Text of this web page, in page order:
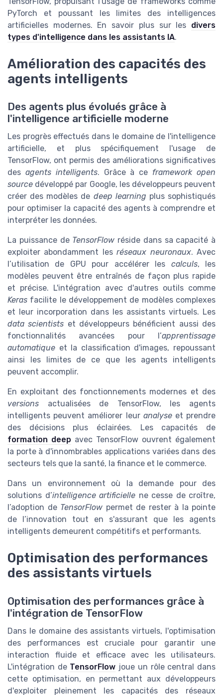
PyTorch et poussant les limites des intelligences
artificielles modernes. En savoir plus sur les divers
types d'intelligence dans les assistants IA.
Amélioration des capacités des
agents intelligents
Des agents plus évolués grâce à
l'intelligence artificielle moderne
Les progrès effectués dans le domaine de l'intelligence
artificielle, et plus spécifiquement l'usage de
TensorFlow, ont permis des améliorations significatives
des agents intelligents. Grâce à ce framework open
source développé par Google, les développeurs peuvent
créer des modèles de deep learning plus sophistiqués
pour optimiser la capacité des agents à comprendre et
interpréter les données.
La puissance de TensorFlow réside dans sa capacité à
exploiter abondamment lesréseaux neuronaux. Avec
l’utilisation de GPU pour accélérer les calculs, les
modèles peuvent être entraînés de façon plus rapide
et précise. L'intégration avec d'autres outils comme
Keras facilite le développement de modèles complexes
et leur incorporation dans les assistants virtuels. Les
data scientists et développeurs bénéficient aussi des
fonctionnalités avancées pour l’apprentissage
automatique et la classification d'images, repoussant
ainsi les limites de ce que les agents intelligents
peuvent accomplir.
En exploitant des fonctionnements modernes et des
versions actualisées de TensorFlow, les agents
intelligents peuvent améliorer leur analyseet prendre
des décisions plus éclairées. Les capacités de
formation deep avec TensorFlow ouvrent également
la porte à d'innombrables applications variées dans des
secteurs tels que la santé, la finance et le commerce.
Dans un environnement où la demande pour des
solutions d’intelligence artificielle ne cesse de croître,
l’adoption de TensorFlow permet de rester à la pointe
de l’innovation tout en s'assurant que les agents
intelligents demeurent compétitifs et performants.
Optimisation des performances
des assistants virtuels
Optimisation des performances grâce à
l'intégration de TensorFlow
Dans le domaine des assistants virtuels, l'optimisation
des performances est cruciale pour garantir une
interaction fluide et efficace avec les utilisateurs.
L'intégration de TensorFlow joue un rôle central dans
cette optimisation, en permettant aux développeurs
d'exploiter pleinement les capacités des réseaux